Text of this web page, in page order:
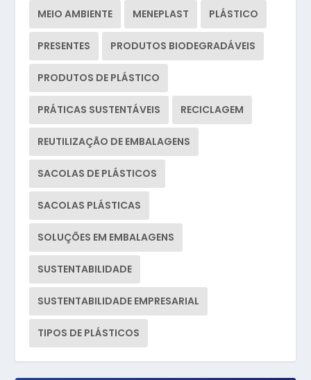
MEIO AMBIENTE MENEPLAST PLÁSTICO
PRESENTES PRODUTOS BIODEGRADÁVEIS
PRODUTOS DE PLÁSTICO
PRÁTICAS SUSTENTÁVEIS RECICLAGEM
REUTILIZAÇÃO DE EMBALAGENS
SACOLAS DE PLÁSTICOS
SACOLAS PLÁSTICAS
SOLUÇÕES EM EMBALAGENS
SUSTENTABILIDADE
SUSTENTABILIDADE EMPRESARIAL
TIPOS DE PLÁSTICOS